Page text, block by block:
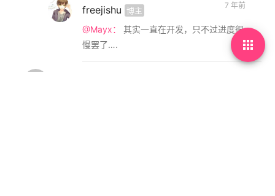
freejishu 博主
@Mayx：
其实一直在开发，只不过进度很
慢罢了….
7 年前
